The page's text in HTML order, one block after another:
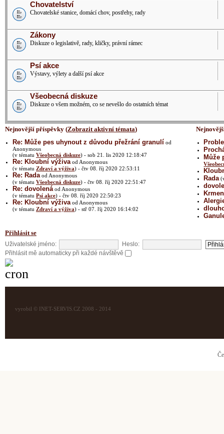
Chovatelství
Chovatelské stanice, domácí chov, postřehy, rady
Zákony
Diskuze o legislativě, rady, kličky, právní rámec
Psí akce
Výstavy, výlety a další psí akce
Všeobecná diskuze
Diskuze o všem možném, co se nevešlo do ostatních témat
Nejnovější příspěvky (Zobrazit aktivní témata)
Re: Může pes uhynout z důvodu přežrání granulí od
Anonymous
(v tématu Všeobecná diskuze) - sob 21. lis 2020 12:18:47
Re: Kloubní výživa od Anonymous
(v tématu Zdraví a výživa) - čtv 08. říj 2020 22:53:11
Re: Rada od Anonymous
(v tématu Všeobecná diskuze) - čtv 08. říj 2020 22:51:47
Re: dovolená od Anonymous
(v tématu Psí akce) - čtv 08. říj 2020 22:50:23
Re: Kloubní výživa od Anonymous
(v tématu Zdraví a výživa) - stř 07. říj 2020 16:14:02
Může
Rada
Přihlásit se
Uživatelské jméno:
Heslo:
Přihlásit mě automaticky při každé návštěvě
vyrobil © INET-SERVIS.CZ 2008 - 2014